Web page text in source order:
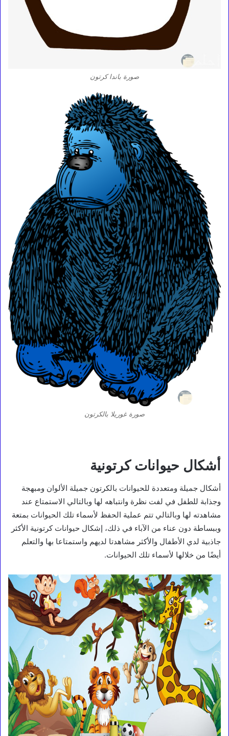
صورة باندا كرتون
صورة غوريلا بالكرتون
أشكال حيوانات كرتونية
أشكال جميلة ومتعددة للحيوانات بالكرتون جميلة الألوان ومبهجة
وجذابة للطفل في لفت نظرة وانتباهه لها وبالتالي الاستمتاع عند
مشاهدته لها وبالتالي تتم عملية الحفظ لأسماء تلك الحيوانات بمتعة
وببساطة دون عناء من الآباء في ذلك، إشكال حيوانات كرتونية الأكثر
جاذبية لدي الأطفال والأكثر مشاهدتا لديهم واستمتاعا بها والتعلم
أيضًا من خلالها لأسماء تلك الحيوانات.